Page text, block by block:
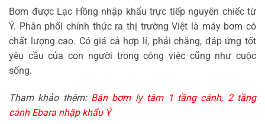
Bơm được Lạc Hồng nhập khẩu trực tiếp nguyên chiếc từ
Ý. Phân phối chính thức ra thị trường Việt là máy bơm có
chất lượng cao. Có giá cả hợp lí, phải chăng, đáp ứng tốt
yêu cầu của con người trong công việc cũng như cuộc
sống.
Tham khảo thêm: Bán bơm ly tâm 1 tầng cánh, 2 tầng
cánh Ebara nhập khẩu Ý